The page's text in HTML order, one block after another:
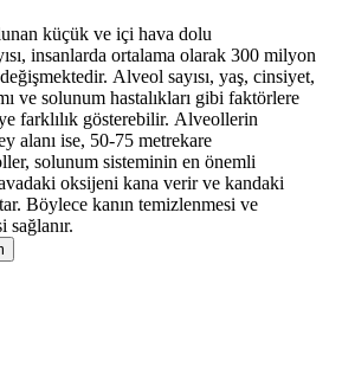
küçük ve içi hava dolu
insanlarda ortalama olarak 300 milyon
Alveol sayısı, yaş, cinsiyet,
ve solunum hastalıkları gibi faktörlere
farklılık gösterebilir. Alveollerin
alanı ise, 50-75 metrekare
solunum sisteminin en önemli
oksijeni kana verir ve kandaki
Böylece kanın temizlenmesi ve
sağlanır.